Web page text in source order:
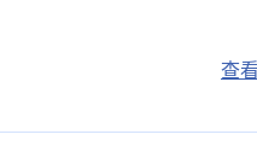
关于可以使用的SD卡
查